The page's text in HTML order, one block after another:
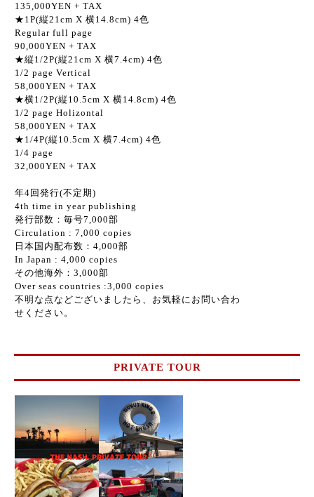
135,000YEN + TAX
★1P(縦21cm X 横14.8cm) 4色
Regular full page
90,000YEN + TAX
★縦1/2P(縦21cm X 横7.4cm) 4色
1/2 page Vertical
58,000YEN + TAX
★横1/2P(縦10.5cm X 横14.8cm) 4色
1/2 page Holizontal
58,000YEN + TAX
★1/4P(縦10.5cm X 横7.4cm) 4色
1/4 page
32,000YEN + TAX
年4回発行(不定期)
4th time in year publishing
発行部数：毎号7,000部
Circulation : 7,000 copies
日本国内配布数：4,000部
In Japan : 4,000 copies
その他海外：3,000部
Over seas countries :3,000 copies
不明な点などございましたら、お気軽にお問い合わ
せください。
PRIVATE TOUR